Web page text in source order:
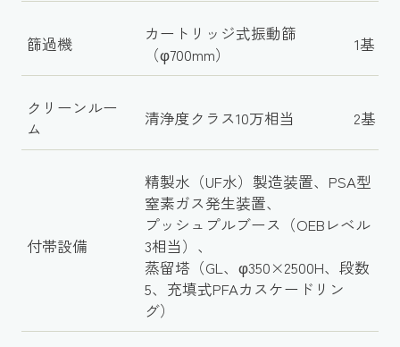
篩過機
カートリッジ式振動篩
（φ700mm）
1基
クリーンルー
ム
清浄度クラス10万相当 2基
付帯設備
精製水（UF水）製造装置、PSA型
窒素ガス発生装置、
プッシュプルブース（OEBレベル
3相当）、
蒸留塔（GL、φ350×2500H、段数
5、充填式PFAカスケードリン
グ）